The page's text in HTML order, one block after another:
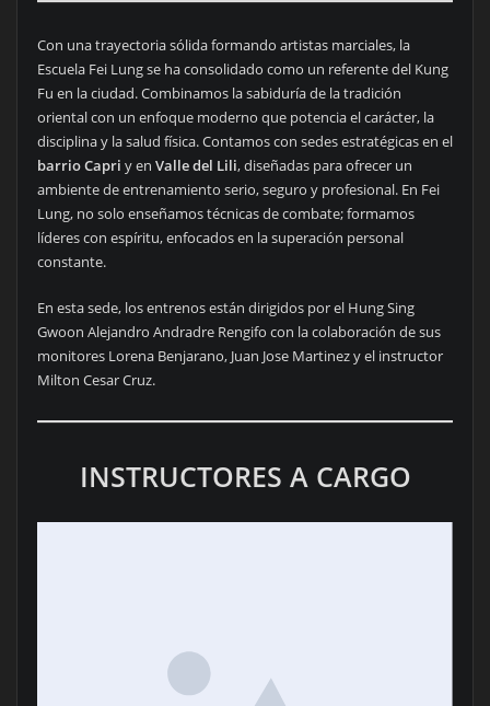
Con una trayectoria sólida formando artistas marciales, la
Escuela Fei Lung se ha consolidado como un referente del Kung
Fu en la ciudad. Combinamos la sabiduría de la tradición
oriental con un enfoque moderno que potencia el carácter, la
disciplina y la salud física. Contamos con sedes estratégicas en el
barrio Capri y en Valle del Lili, diseñadas para ofrecer un
ambiente de entrenamiento serio, seguro y profesional. En Fei
Lung, no solo enseñamos técnicas de combate; formamos
líderes con espíritu, enfocados en la superación personal
constante.
En esta sede, los entrenos están dirigidos por el Hung Sing
Gwoon Alejandro Andradre Rengifo con la colaboración de sus
monitores Lorena Benjarano, Juan Jose Martinez y el instructor
Milton Cesar Cruz.
INSTRUCTORES A CARGO